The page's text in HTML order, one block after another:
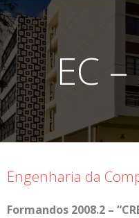
EC
Engenharia da
Formandos 2008.2 –